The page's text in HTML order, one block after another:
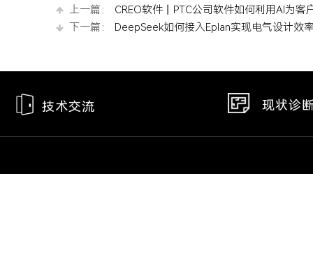
上一篇：
CREO软件丨PTC公司软件如何利用AI为客
下一篇：
DeepSeek如何接入Eplan实现电气设计效
现状诊
技术交流